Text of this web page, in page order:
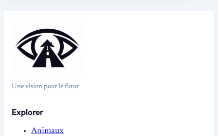
Une vision pour le futur
Explorer
Animaux